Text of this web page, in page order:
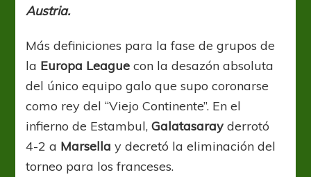
Austria.
Más definiciones para la fase de grupos de
la Europa League con la desazón absoluta
del único equipo galo que supo coronarse
como rey del “Viejo Continente”. En el
infierno de Estambul,Galatasaray derrotó
4-2 a Marsella y decretó la eliminación del
torneo para los franceses.